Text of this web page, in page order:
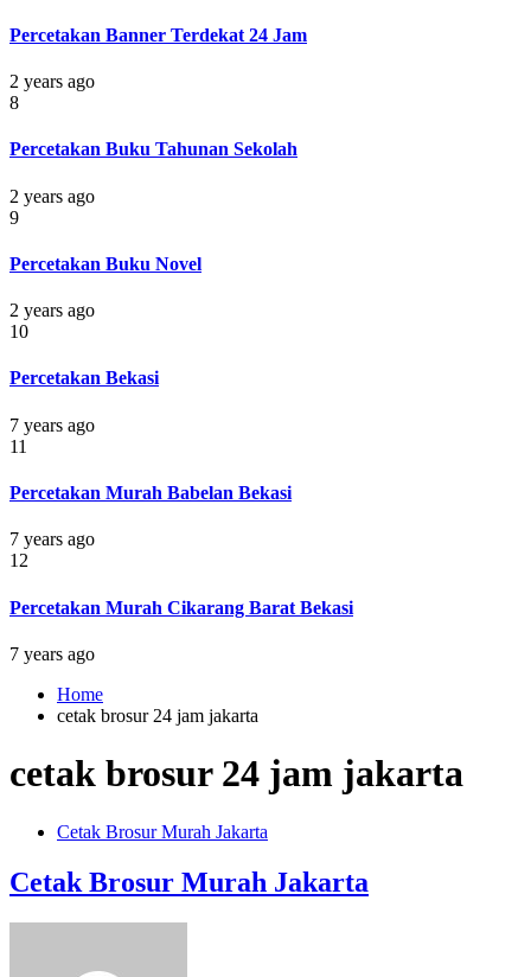
Percetakan Banner Terdekat 24 Jam
2 years ago
8
Percetakan Buku Tahunan Sekolah
2 years ago
9
Percetakan Buku Novel
2 years ago
10
Percetakan Bekasi
7 years ago
11
Percetakan Murah Babelan Bekasi
7 years ago
12
Percetakan Murah Cikarang Barat Bekasi
7 years ago
Home
cetak brosur 24 jam jakarta
cetak brosur 24 jam jakarta
Cetak Brosur Murah Jakarta
Cetak Brosur Murah Jakarta